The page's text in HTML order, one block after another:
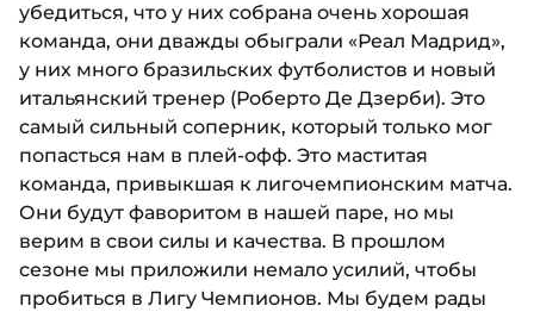
убедиться, что у них собрана очень хорошая
команда, они дважды обыграли «Реал Мадрид»,
у них много бразильских футболистов и новый
итальянский тренер (Роберто Де Дзерби). Это
самый сильный соперник, который только мог
попасться нам в плей-офф. Это маститая
команда, привыкшая к лигочемпионским матча.
Они будут фаворитом в нашей паре, но мы
верим в свои силы и качества. В прошлом
сезоне мы приложили немало усилий, чтобы
пробиться в Лигу Чемпионов. Мы будем рады